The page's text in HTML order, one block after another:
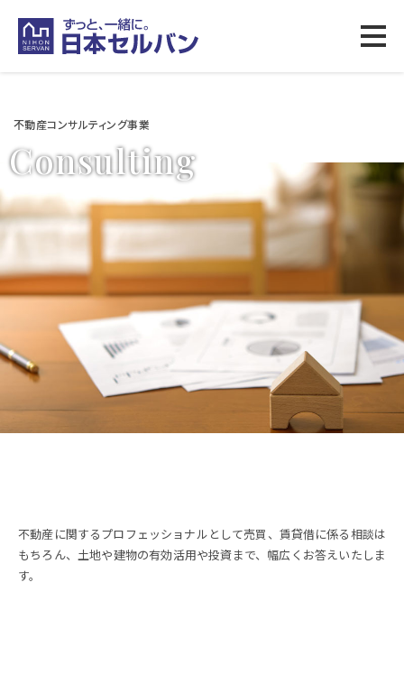
不動産コンサルティング事業
Consulting
不動産に関するプロフェッショナルとして売買、賃貸借に係る相談は
もちろん、土地や建物の有効活用や投資まで、幅広くお答えいたしま
す。